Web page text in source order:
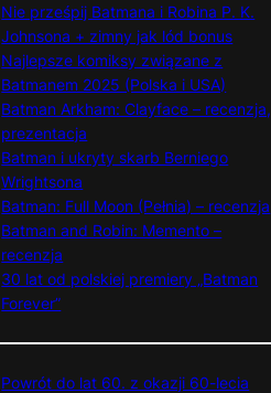
Nie prześpij Batmana i Robina P. K.
Johnsona + zimny jak lód bonus
Najlepsze komiksy związane z
Batmanem 2025 (Polska i USA)
Batman Arkham: Clayface – recenzja,
prezentacja
Batman i ukryty skarb Berniego
Wrightsona
Batman: Full Moon (Pełnia) – recenzja
Batman and Robin: Memento –
recenzja
30 lat od polskiej premiery „Batman
Forever”
Powrót do lat 60. z okazji 60-lecia